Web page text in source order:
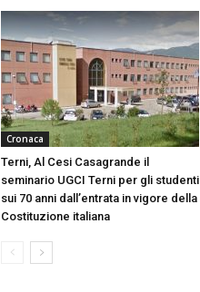
Cronaca
Terni, Al Cesi Casagrande il
seminario UGCI Terni per gli studenti
sui 70 anni dall’entrata in vigore della
Costituzione italiana